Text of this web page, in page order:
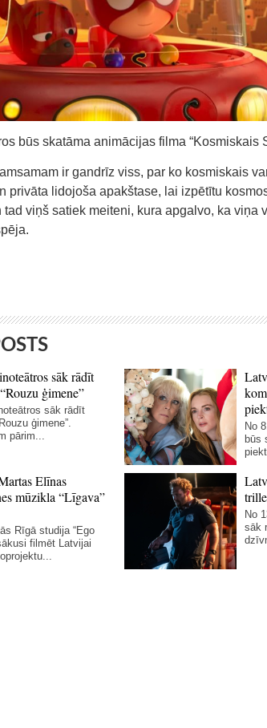
būs skatāma animācijas filma “Kosmiskais
ir gandrīz viss, par ko kosmiskais
privāta lidojoša apakštase, lai izpētītu
viņš satiek meiteni, kura apgalvo, ka viņa
sāk rādīt
ģimene”
sāk rādīt
ģimene”.
pārim...
No
būs
Elīnas
mūzikla “Līgava”
Rīgā studija “Ego
filmēt Latvijai
No
sāk